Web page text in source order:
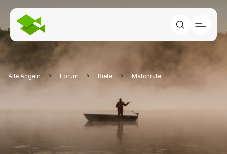
Alle Angeln Forum Biete Matchrute